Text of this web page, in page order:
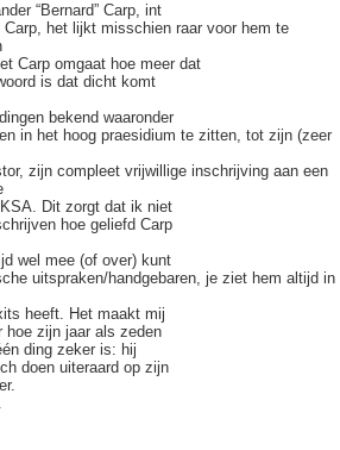
“Bernard” Carp, int
het lijkt misschien raar voor hem te
Carp omgaat hoe meer dat
is dat dicht komt
bekend waaronder
in het hoog praesidium te zitten, tot zijn (zeer
zijn compleet vrijwillige inschrijving aan een
Dit zorgt dat ik niet
hoe geliefd Carp
wel mee (of over) kunt
uitspraken/handgebaren, je ziet hem altijd in
heeft. Het maakt mij
hoe zijn jaar als zeden
ding zeker is: hij
doen uiteraard op zijn